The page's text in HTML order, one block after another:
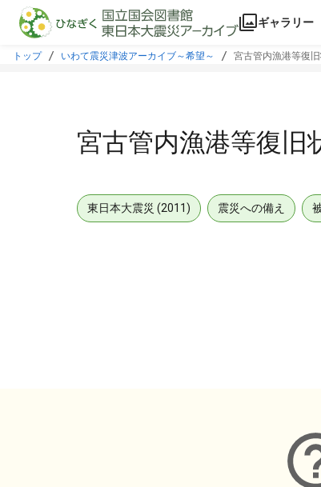
本文に飛ぶ
ギャラリー
トップ いわて震災津波アーカイブ～希望～ 宮古管内漁港等復
宮古管内漁港等復旧
東日本大震災 (2011) 震災への備え